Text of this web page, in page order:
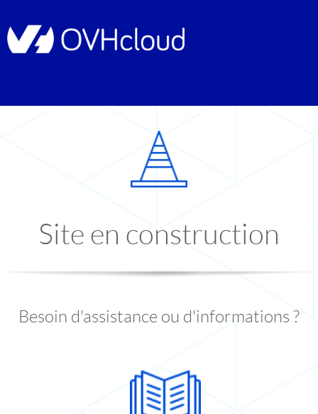
Site en construction
Besoin d'assistance ou d'informations ?